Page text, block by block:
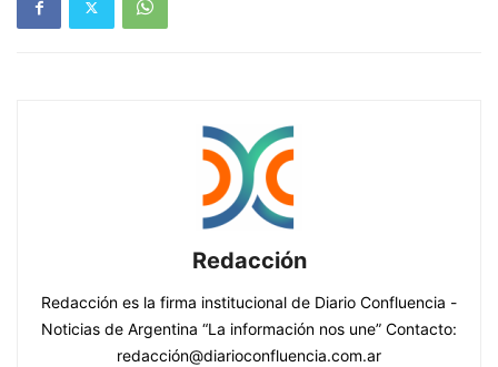
Redacción
Redacción es la firma institucional de Diario Confluencia -
Noticias de Argentina “La información nos une” Contacto:
redacción@diarioconfluencia.com.ar